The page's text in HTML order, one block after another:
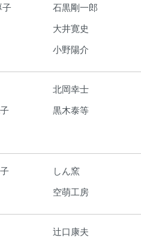
子 石黒剛一郎
大井寛史
小野陽介
北岡幸士
黒木泰等
しん窯
空萌工房
辻口康夫